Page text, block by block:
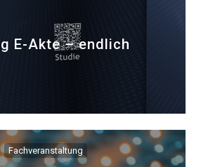
E-Akte – endlich
Fachveranstaltung